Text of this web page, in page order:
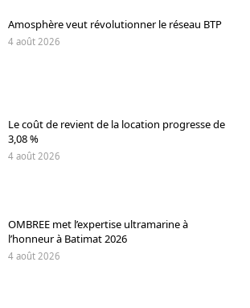
Amosphère veut révolutionner le réseau BTP
4 août 2026
Le coût de revient de la location progresse de
3,08 %
4 août 2026
OMBREE met l’expertise ultramarine à
l’honneur à Batimat 2026
4 août 2026